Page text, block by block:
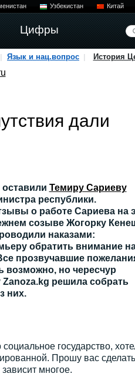
Узбекистан Китай
Цифры
Язык и нац.вопрос История
дали
Темиру Сариеву
республики.
о работе Сариева на
созыве Жогорку
наказами:
обратить внимание
прозвучавшие
возможно, но чересчур
решила собрать
них.
государство,
Прошу вас сделать
многое.